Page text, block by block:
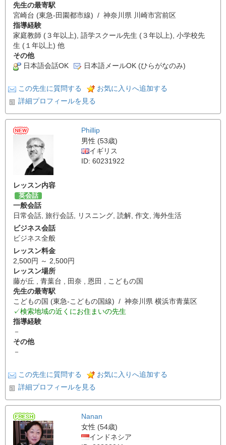
先生の最寄駅
宮崎台 (東急-田園都市線) / 神奈川県 川崎市宮前区
指導経験
家庭教師 (３年以上), 語学スクール先生 (３年以上), 小学校先
生 (１年以上) 他
その他
日本語会話OK
日本語メールOK (ひらがなのみ)
この先生に質問する
お気に入りへ追加する
詳細プロフィールを見る
Phillip
男性 (53歳)
イギリス
ID: 60231922
レッスン内容
英会話
一般会話
日常会話, 旅行会話, リスニング, 読解, 作文, 海外生活
ビジネス会話
ビジネス全般
レッスン料金
2,500円 ～ 2,500円
レッスン場所
藤が丘 , 青葉台 , 田奈 , 恩田 , こどもの国
先生の最寄駅
こどもの国 (東急-こどもの国線) / 神奈川県 横浜市青葉区
✓検索地域の近くにお住まいの先生
指導経験
－
その他
－
この先生に質問する
お気に入りへ追加する
詳細プロフィールを見る
Nanan
女性 (54歳)
インドネシア